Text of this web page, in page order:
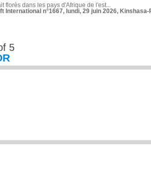
florès dans les pays d'Afrique de l'est...
International n°1667, lundi, 29 juin 2026,
5